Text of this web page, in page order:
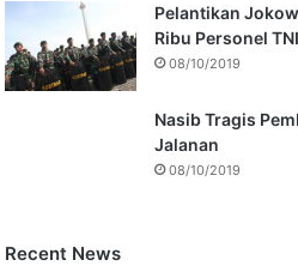
Pelantikan
Ribu Personel
08/10/2019
Nasib Tragis
Jalanan
08/10/2019
Recent News